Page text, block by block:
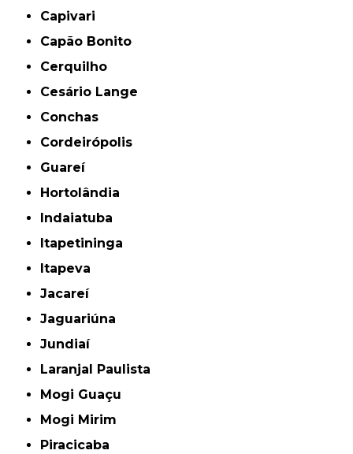
Capivari
Capão Bonito
Cerquilho
Cesário Lange
Conchas
Cordeirópolis
Guareí
Hortolândia
Indaiatuba
Itapetininga
Itapeva
Jacareí
Jaguariúna
Jundiaí
Laranjal Paulista
Mogi Guaçu
Mogi Mirim
Piracicaba